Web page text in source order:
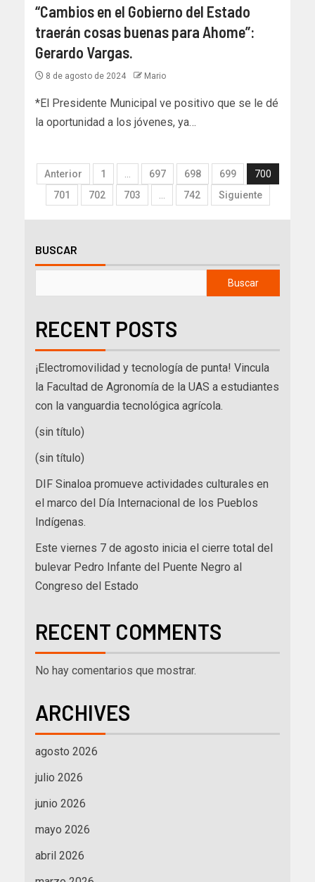
“Cambios en el Gobierno del Estado
traerán cosas buenas para Ahome”:
Gerardo Vargas.
8 de agosto de 2024 Mario
*El Presidente Municipal ve positivo que se le dé
la oportunidad a los jóvenes, ya…
Anterior 1 697 698 699
700
701
702 703 742 Siguiente
BUSCAR
Buscar
RECENT POSTS
¡Electromovilidad y tecnología de punta! Vincula
la Facultad de Agronomía de la UAS a estudiantes
con la vanguardia tecnológica agrícola.
(sin título)
(sin título)
DIF Sinaloa promueve actividades culturales en
el marco del Día Internacional de los Pueblos
Indígenas.
Este viernes 7 de agosto inicia el cierre total del
bulevar Pedro Infante del Puente Negro al
Congreso del Estado
RECENT COMMENTS
No hay comentarios que mostrar.
ARCHIVES
agosto 2026
julio 2026
junio 2026
mayo 2026
abril 2026